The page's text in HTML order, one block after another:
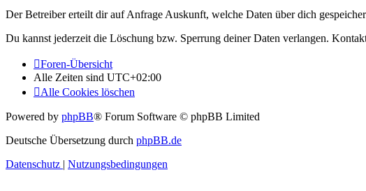
Der Betreiber erteilt dir auf Anfrage Auskunft, welche Daten über dich
Du kannst jederzeit die Löschung bzw. Sperrung deiner Daten verlangen.
Foren-Übersicht
Alle Zeiten sind UTC+02:00
Alle Cookies löschen
Powered by phpBB® Forum Software © phpBB Limited
Deutsche Übersetzung durch phpBB.de
Datenschutz | Nutzungsbedingungen